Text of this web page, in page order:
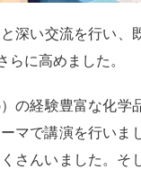
深い交流を行い、
に高めました。
）の経験豊富な化学
マで講演を行いま
さんいました。そ